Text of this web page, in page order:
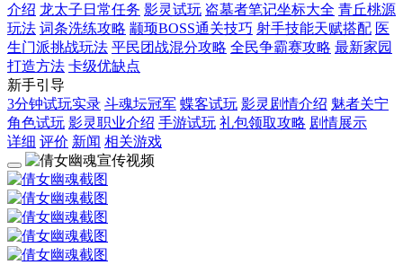
介绍 龙太子日常任务 影灵试玩 盗墓者笔记坐标大全 青丘桃源
玩法 词条洗练攻略 颛顼BOSS通关技巧 射手技能天赋搭配 医
生门派挑战玩法 平民团战混分攻略 全民争霸赛攻略 最新家园
打造方法 卡级优缺点
新手引导
3分钟试玩实录 斗魂坛冠军 蝶客试玩 影灵剧情介绍 魅者关宁
角色试玩 影灵职业介绍 手游试玩 礼包领取攻略 剧情展示
详细 评价 新闻 相关游戏